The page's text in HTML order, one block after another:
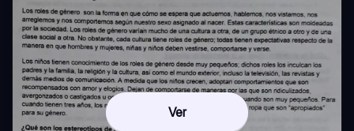
Ver